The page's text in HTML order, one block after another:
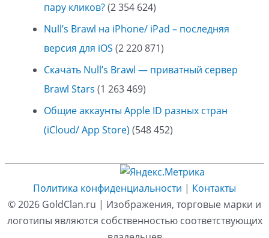
пару кликов?(2 354 624)
Null’s Brawl на iPhone/ iPad – последняя
версия для iOS (2 220 871)
Скачать Null’s Brawl — приватный сервер
Brawl Stars (1 263 469)
Общие аккаунты Apple ID разных стран
(iCloud/ App Store) (548 452)
Политика конфиденциальности | Контакты
© 2026 GoldClan.ru | Изображения, торговые марки и
логотипы являются собственностью соответствующих